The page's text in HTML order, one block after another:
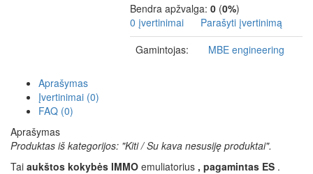
Bendra apžvalga: 0 (0%)
0 įvertinimai
Parašyti įvertinimą
Gamintojas:
MBE engineering
Aprašymas
Įvertinimai (0)
FAQ (0)
Aprašymas
Produktas iš kategorijos: "Kiti / Su kava nesusiję produktai".​
Tai aukštos kokybės IMMO emuliatorius , pagamintas ES .